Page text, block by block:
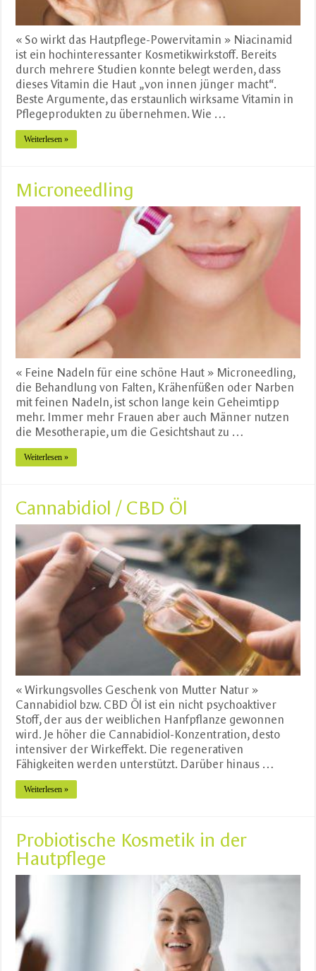
« So wirkt das Hautpflege-Powervitamin » Niacinamid
ist ein hochinteressanter Kosmetikwirkstoff. Bereits
durch mehrere Studien konnte belegt werden, dass
dieses Vitamin die Haut „von innen jünger macht“.
Beste Argumente, das erstaunlich wirksame Vitamin in
Pflegeprodukten zu übernehmen. Wie …
Weiterlesen »
Microneedling
« Feine Nadeln für eine schöne Haut » Microneedling,
die Behandlung von Falten, Krähenfüßen oder Narben
mit feinen Nadeln, ist schon lange kein Geheimtipp
mehr. Immer mehr Frauen aber auch Männer nutzen
die Mesotherapie, um die Gesichtshaut zu …
Weiterlesen »
Cannabidiol / CBD Öl
« Wirkungsvolles Geschenk von Mutter Natur »
Cannabidiol bzw. CBD Öl ist ein nicht psychoaktiver
Stoff, der aus der weiblichen Hanfpflanze gewonnen
wird. Je höher die Cannabidiol-Konzentration, desto
intensiver der Wirkeffekt. Die regenerativen
Fähigkeiten werden unterstützt. Darüber hinaus …
Weiterlesen »
Probiotische Kosmetik in der
Hautpflege